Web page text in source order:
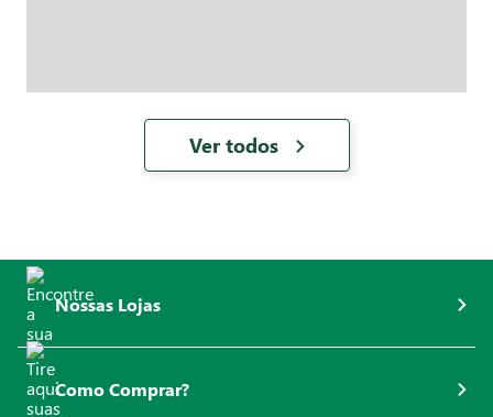
Ver todos
Nossas Lojas
Como Comprar?